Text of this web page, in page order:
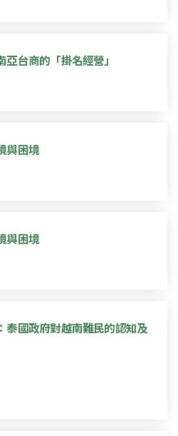
亞台商的「掛名經營」
與困境
與困境
泰國政府對越南難民的認知及